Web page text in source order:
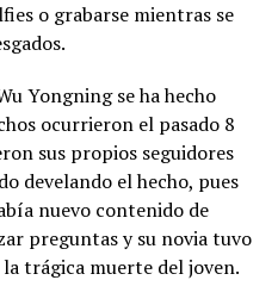
o grabarse mientras se
Yongning se ha hecho
ocurrieron el pasado 8
sus propios seguidores
develando el hecho, pues
nuevo contenido de
preguntas y su novia tuvo
trágica muerte del joven.